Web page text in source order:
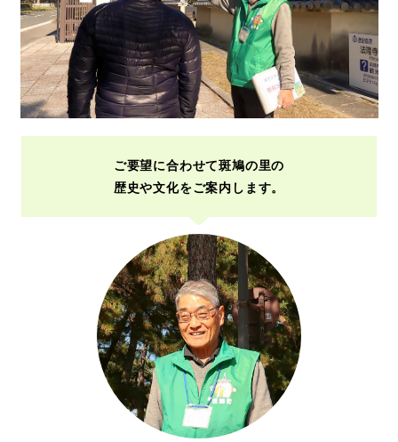
ご要望に合わせて斑鳩の里の
歴史や文化をご案内します。